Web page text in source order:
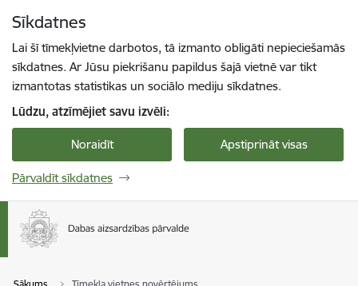
Sīkdatnes
Lai šī tīmekļvietne darbotos, tā izmanto obligāti nepieciešamās
sīkdatnes. Ar Jūsu piekrišanu papildus šajā vietnē var tikt
izmantotas statistikas un sociālo mediju sīkdatnes.
Lūdzu, atzīmējiet savu izvēli:
Noraidīt Apstiprināt visas
Pārvaldīt sīkdatnes